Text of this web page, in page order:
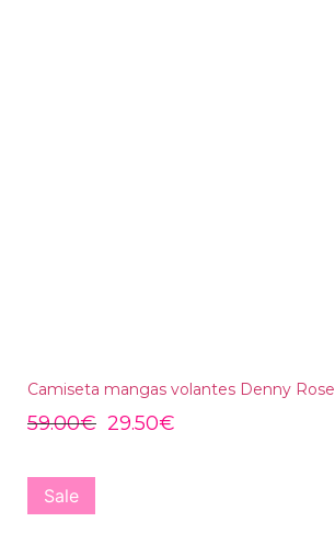
Camiseta mangas volantes Denny Rose
59.00€ 29.50€
Sale